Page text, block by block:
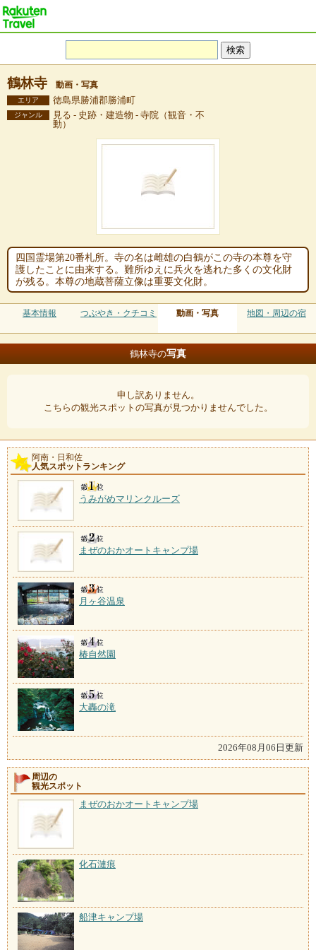
鶴林寺 動画・写真
エリア 徳島県勝浦郡勝浦町
ジャンル
見る - 史跡・建造物 - 寺院（観音・不
動）
四国霊場第20番札所。寺の名は雌雄の白鶴がこの寺の本尊を守
護したことに由来する。難所ゆえに兵火を逃れた多くの文化財
が残る。本尊の地蔵菩薩立像は重要文化財。
基本情報 つぶやき・クチコミ 動画・写真 地図・周辺の宿
鶴林寺の写真
申し訳ありません。
こちらの観光スポットの写真が見つかりませんでした。
阿南・日和佐
人気スポットランキング
うみがめマリンクルーズ
まぜのおかオートキャンプ場
月ヶ谷温泉
椿自然園
大轟の滝
2026年08月06日更新
周辺の
観光スポット
まぜのおかオートキャンプ場
化石漣痕
船津キャンプ場